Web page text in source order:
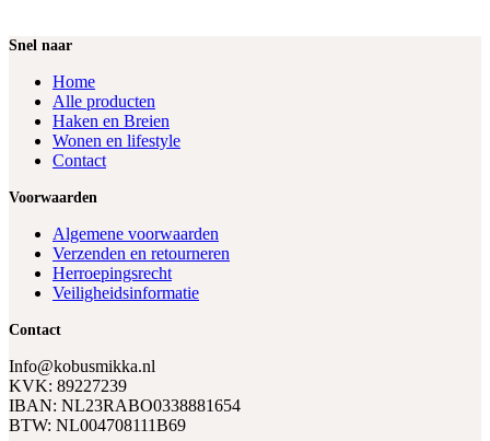
Snel naar
Home
Alle producten
Haken en Breien
Wonen en lifestyle
Contact
Voorwaarden
Algemene voorwaarden
Verzenden en retourneren
Herroepingsrecht
Veiligheidsinformatie
Contact
Info@kobusmikka.nl
KVK: 89227239
IBAN: NL23RABO0338881654
BTW: NL004708111B69